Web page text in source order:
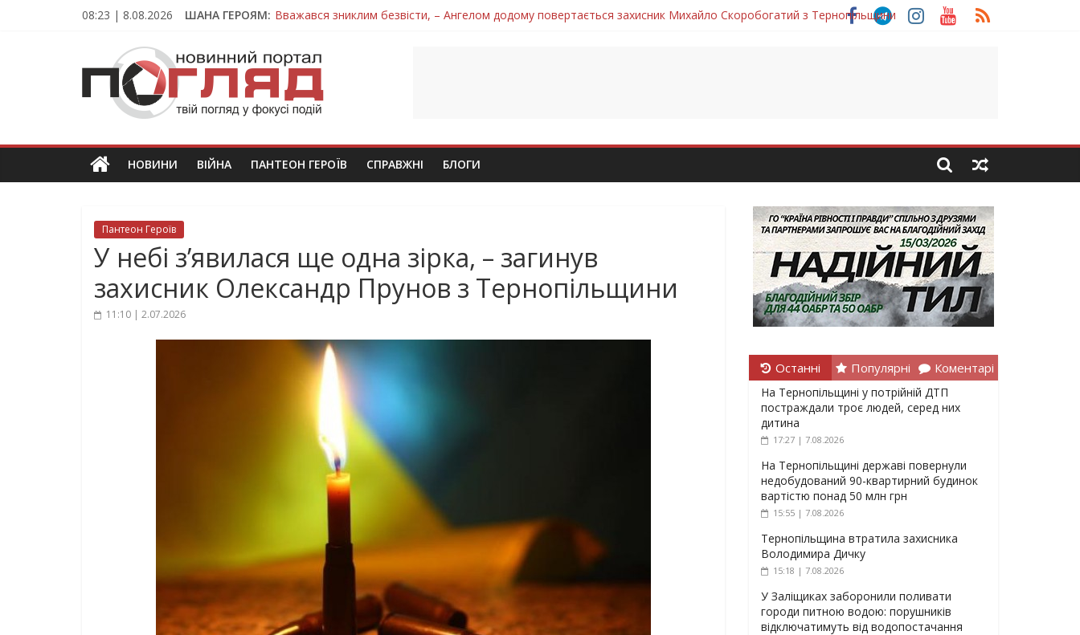
08:23 | 8.08.2026 ШАНА ГЕРОЯМ: Вважався зниклим безвісти, – Ангелом додому повертається захисник Михайло Скоробогатий з Тернопільщини
Тернопільщина втратила захисника Володимира Вельму
Захисник з Тернопільщини Петро Федів повертається до рідного дому «на щиті»
Тернопільщина втратила захисника Володимира Дичку
ПОГЛЯД
Новини
Тернополя.
новини
та
НОВИНИ ВІЙНА ПАНТЕОН ГЕРОЇВ СПРАВЖНІ БЛОГИ
Пантеон Героїв
У небі з’явилася ще одна зірка, – загинув
захисник Олександр Прунов з Тернопільщини
11:10 | 2.07.2026
Останні Популярні Коментарі
На Тернопільщині у потрійній ДТП
постраждали троє людей, серед них
дитина
17:27 | 7.08.2026
На Тернопільщині державі повернули
недобудований 90-квартирний будинок
вартістю понад 50 млн грн
15:55 | 7.08.2026
Тернопільщина втратила захисника
Володимира Дичку
15:18 | 7.08.2026
У Заліщиках заборонили поливати
городи питною водою: порушників
відключатимуть від водопостачання